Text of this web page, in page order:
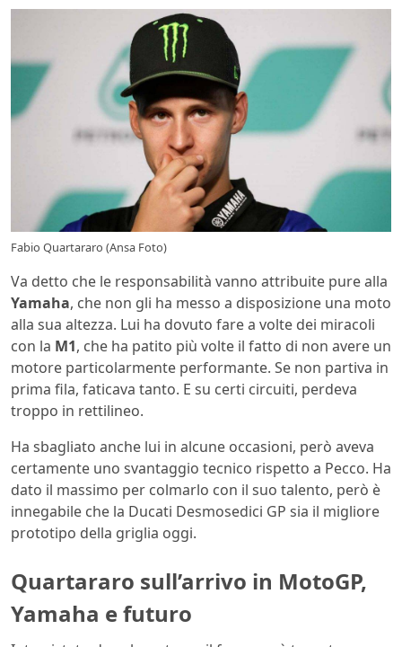
Fabio Quartararo (Ansa Foto)
Va detto che le responsabilità vanno attribuite pure alla
Yamaha, che non gli ha messo a disposizione una moto
alla sua altezza. Lui ha dovuto fare a volte dei miracoli
con la M1, che ha patito più volte il fatto di non avere un
motore particolarmente performante. Se non partiva in
prima fila, faticava tanto. E su certi circuiti, perdeva
troppo in rettilineo.
Ha sbagliato anche lui in alcune occasioni, però aveva
certamente uno svantaggio tecnico rispetto a Pecco. Ha
dato il massimo per colmarlo con il suo talento, però è
innegabile che la Ducati Desmosedici GP sia il migliore
prototipo della griglia oggi.
Quartararo sull’arrivo in MotoGP,
Yamaha e futuro